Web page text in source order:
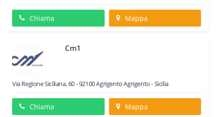
Chiama Mappa
Cm1
Via Regione Siciliana, 60-92100AgrigentoAgrigento -Sicilia
Chiama Mappa